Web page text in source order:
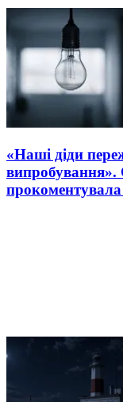
«Наші діди
випробування».